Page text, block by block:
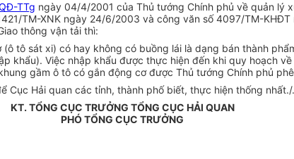
TTg ngày 04/4/2001 của Thủ tướng Chính phủ về quản lý
TM-XNK ngày 24/6/2003 và công văn số 4097/TM-
thông vận tải thì:
tô sát xi) có hay không có buồng lái là dạng bán thành
khẩu). Việc nhập khẩu được thực hiện đến khi quy hoạch
gầm ô tô có gắn động cơ được Thủ tướng Chính phủ
Cục Hải quan các tỉnh, thành phố biết, thực hiện thống nhất./.
KT. TỔNG CỤC TRƯỞNG TỔNG CỤC HẢI QUAN
PHÓ TỔNG CỤC TRƯỞNG